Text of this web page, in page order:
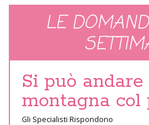
LE
Si può andare
montagna col
Gli Specialisti Rispondono